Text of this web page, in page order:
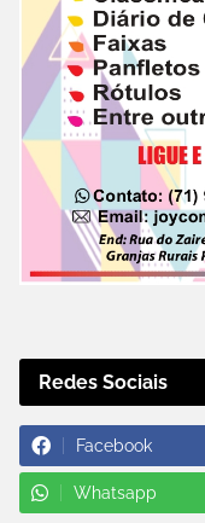
Redes Sociais
Facebook
Whatsapp